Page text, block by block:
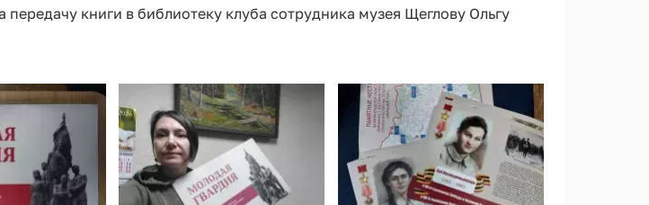
передачу книги в библиотеку клуба сотрудника музея Щеглову Ольгу